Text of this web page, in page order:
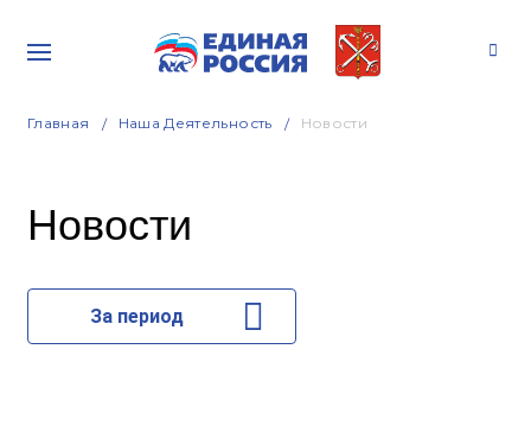
Главная Наша Деятельность Новости
Новости
За период